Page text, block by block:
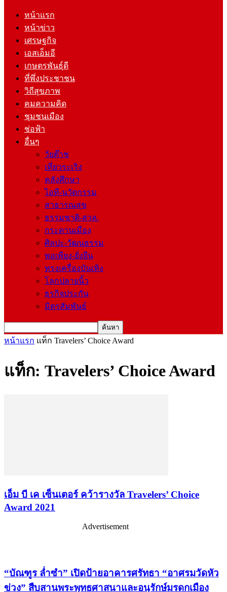
หน้าแรก
หน้าข่าว
เศรษฐกิจ
เอสเอ็มอี
เกษตรพันธุ์ดี
ที่พึ่งประชาชน
วิถีสุขภาพ
คมความคิด
ชุมชนเมือง
ช่อฟ้า
อื่นๆ
วัยต๊าช
เที่ยวระเริง
คลังศึกษา
ไอที-นวัตกรรม
สาธารณสุข
ธรรมชาติ-สวล.
กระดานเมือง
ศิลปะ-วัฒนธรรม
พอเพียง-ยั่งยืน
ทรงเครื่องบันเทิง
โลกปลายนิ้ว
ธุรกิจประกัน
มิตรสัมพันธ์
หน้าแรก แท็ก Travelers’ Choice Award
แท็ก: Travelers’ Choice Award
เอ็ม บี เค เซ็นเตอร์ คว้ารางวัล Travelers’ Choice
Award 2021
Advertisement
“บัณฑูร ล่ำซำ” เปิดป้ายอาคารศรัทธา “อาศรมวัดหัว
ข่วง” สืบสานพระพุทธศาสนาและอนุรักษ์มรดกเมือง